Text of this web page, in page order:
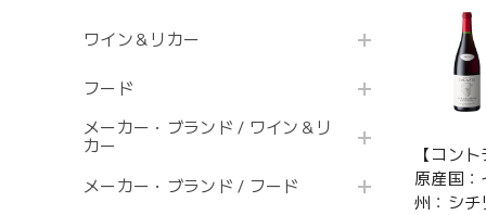
ワイン＆リカー
フード
メーカー・ブランド / ワイン＆リ
カー
メーカー・ブランド / フード
【コン
原産国
州：シチ